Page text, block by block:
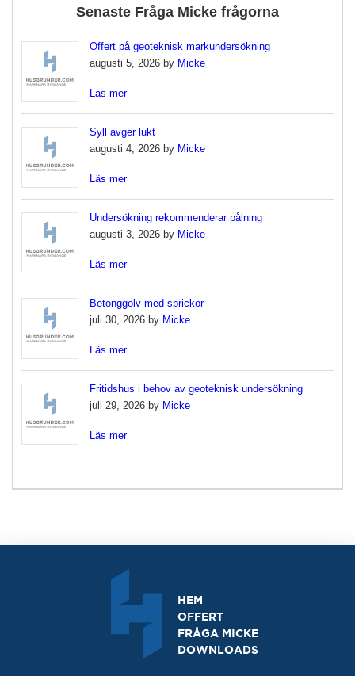
Senaste Fråga Micke frågorna
Offert på geoteknisk markundersökning
augusti 5, 2026 by Micke
Läs mer
Syll avger lukt
augusti 4, 2026 by Micke
Läs mer
Undersökning rekommenderar pålning
augusti 3, 2026 by Micke
Läs mer
Betonggolv med sprickor
juli 30, 2026 by Micke
Läs mer
Fritidshus i behov av geoteknisk undersökning
juli 29, 2026 by Micke
Läs mer
HEM
OFFERT
FRÅGA MICKE
DOWNLOADS